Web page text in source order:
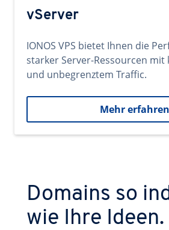
vServer
IONOS VPS bietet Ihnen die
starker Server-Ressourcen mit
und unbegrenztem Traffic.
Mehr erfahren
Domains so
wie Ihre Ideen.